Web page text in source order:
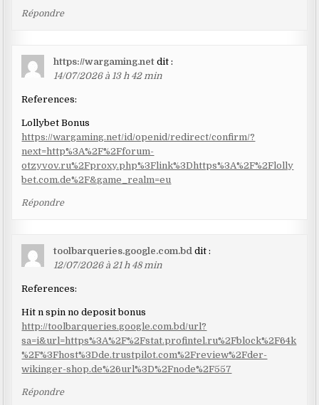
Répondre
https://wargaming.net dit :
14/07/2026 à 13 h 42 min
References:
Lollybet Bonus
https://wargaming.net/id/openid/redirect/confirm/?
next=http%3A%2F%2Fforum-
otzyvov.ru%2Fproxy.php%3Flink%3Dhttps%3A%2F%2Flolly
bet.com.de%2F&game_realm=eu
Répondre
toolbarqueries.google.com.bd dit :
12/07/2026 à 21 h 48 min
References:
Hit n spin no deposit bonus
http://toolbarqueries.google.com.bd/url?
sa=i&url=https%3A%2F%2Fstat.profintel.ru%2Fblock%2F64k
%2F%3Fhost%3Dde.trustpilot.com%2Freview%2Fder-
wikinger-shop.de%26url%3D%2Fnode%2F557
Répondre